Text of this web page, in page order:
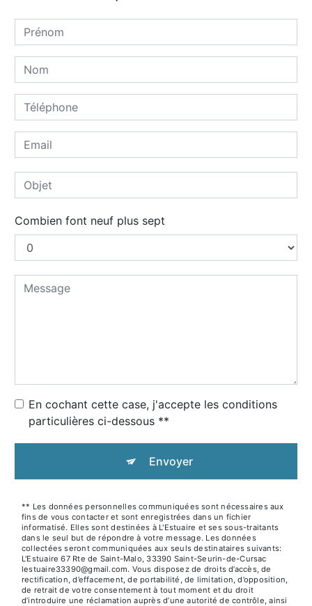
Combien font neuf plus sept
En cochant cette case, j'accepte les conditions
particulières ci-dessous **
Envoyer
** Les données personnelles communiquées sont nécessaires aux
fins de vous contacter et sont enregistrées dans un fichier
informatisé. Elles sont destinées à L'Estuaire et ses sous-traitants
dans le seul but de répondre à votre message. Les données
collectées seront communiquées aux seuls destinataires suivants:
L'Estuaire 67 Rte de Saint-Malo, 33390 Saint-Seurin-de-Cursac
lestuaire33390@gmail.com. Vous disposez de droits d’accès, de
rectification, d’effacement, de portabilité, de limitation, d’opposition,
de retrait de votre consentement à tout moment et du droit
d’introduire une réclamation auprès d’une autorité de contrôle, ainsi